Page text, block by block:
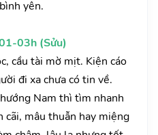
yên.
03h (Sửu)
cầu tài mờ mịt. Kiện cáo
đi xa chưa có tin về.
Nam thì tìm nhanh
mâu thuẫn hay miệng